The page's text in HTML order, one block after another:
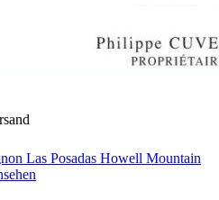
Las Posadas Howell Mountain